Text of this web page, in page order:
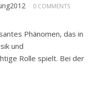
0 COMMENTS
Phänomen, das in
und
Rolle spielt. Bei der